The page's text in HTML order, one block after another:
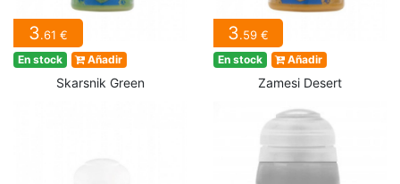
3.61 €
En stock Añadir
Skarsnik Green
3.59 €
En stock Añadir
Zamesi Desert